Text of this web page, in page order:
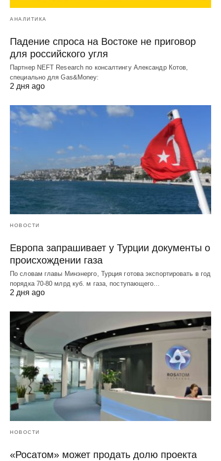
АНАЛИТИКА
Падение спроса на Востоке не приговор
для российского угля
Партнер NEFT Research по консалтингу Александр Котов,
специально для Gas&Money:
2 дня ago
НОВОСТИ
Европа запрашивает у Турции документы о
происхождении газа
По словам главы Минэнерго, Турция готова экспортировать в год
порядка 70-80 млрд куб. м газа, поступающего…
2 дня ago
НОВОСТИ
«Росатом» может продать долю проекта